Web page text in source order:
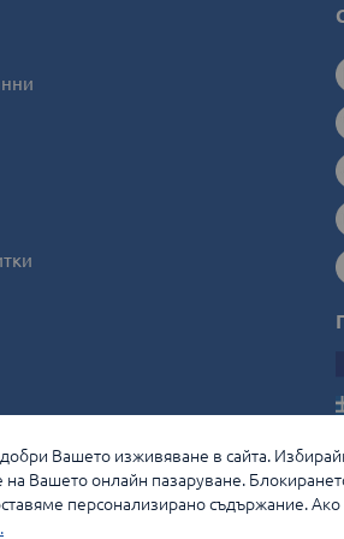
Вашето изживяване в сайта.
Вашето онлайн пазаруване.
персонализирано съдържание. Ако